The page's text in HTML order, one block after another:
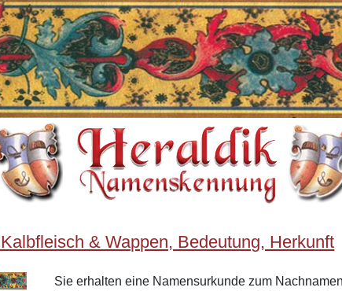
& Wappen, Bedeutung, Herkunft
Sie erhalten eine Namensurkunde zum